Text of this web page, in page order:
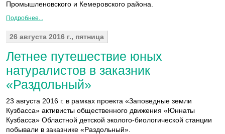
Промышленовского и Кемеровского района.
Подробнее...
26 августа 2016 г., пятница
Летнее путешествие юных
натуралистов в заказник
«Раздольный»
23 августа 2016 г. в рамках проекта «Заповедные земли
Кузбасса» активисты общественного движения «Юннаты
Кузбасса» Областной детской эколого-биологической станции
побывали в заказнике «Раздольный».